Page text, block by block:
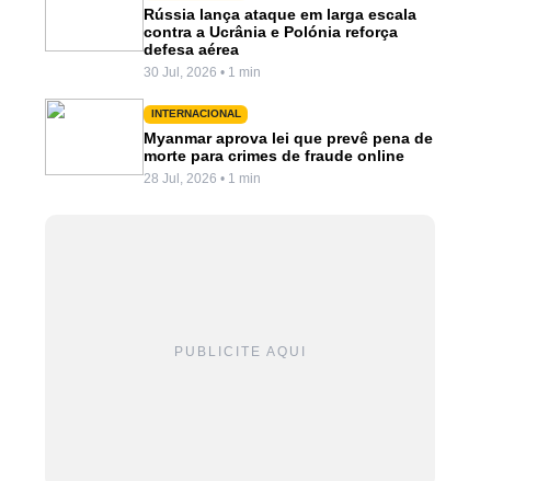
Rússia lança ataque em larga escala
contra a Ucrânia e Polónia reforça
defesa aérea
30 Jul, 2026 • 1 min
INTERNACIONAL
Myanmar aprova lei que prevê pena de
morte para crimes de fraude online
28 Jul, 2026 • 1 min
PUBLICITE AQUI